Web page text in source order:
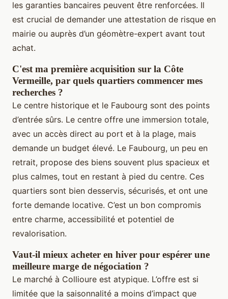
les garanties bancaires peuvent être renforcées. Il
est crucial de demander une attestation de risque en
mairie ou auprès d’un géomètre-expert avant tout
achat.
C'est ma première acquisition sur la Côte
Vermeille, par quels quartiers commencer mes
recherches ?
Le centre historique et le Faubourg sont des points
d’entrée sûrs. Le centre offre une immersion totale,
avec un accès direct au port et à la plage, mais
demande un budget élevé. Le Faubourg, un peu en
retrait, propose des biens souvent plus spacieux et
plus calmes, tout en restant à pied du centre. Ces
quartiers sont bien desservis, sécurisés, et ont une
forte demande locative. C’est un bon compromis
entre charme, accessibilité et potentiel de
revalorisation.
Vaut-il mieux acheter en hiver pour espérer une
meilleure marge de négociation ?
Le marché à Collioure est atypique. L’offre est si
limitée que la saisonnalité a moins d’impact que